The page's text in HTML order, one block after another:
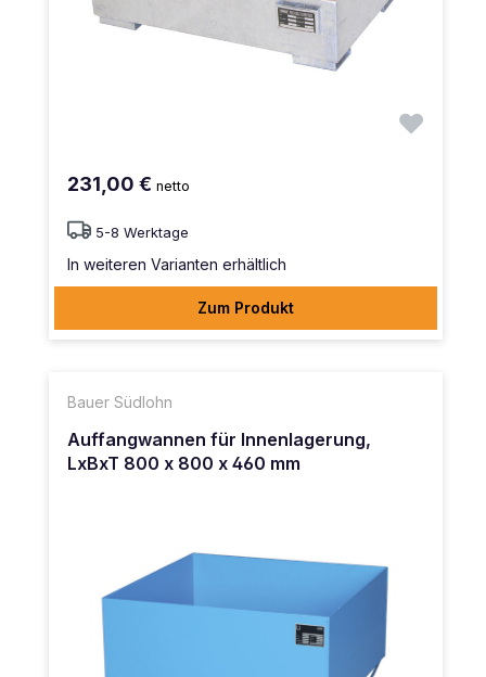
231,00 € netto
5-8 Werktage
In weiteren Varianten erhältlich
Zum Produkt
Bauer Südlohn
Auffangwannen für Innenlagerung,
LxBxT 800 x 800 x 460 mm